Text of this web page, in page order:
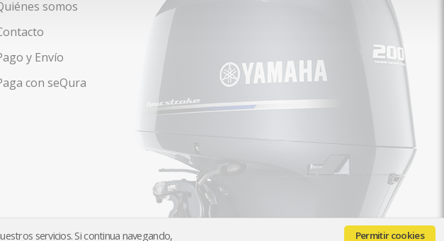
servicios. Si continua navegando, Permitir cookies
somos
y Envío
con seQura